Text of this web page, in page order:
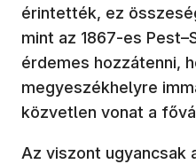
érintették, ez
mint az 1867-es
érdemes hozzátenni,
megyeszékhelyre
közvetlen vonat a
Az viszont ugyancsak